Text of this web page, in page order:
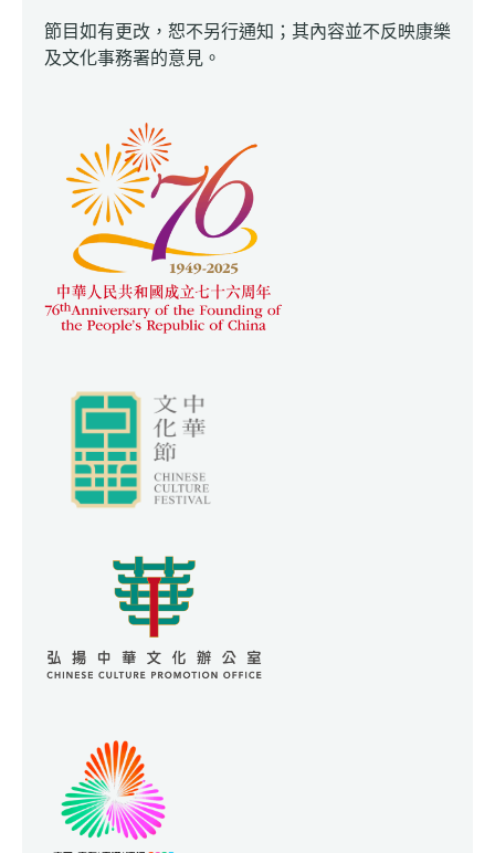
節目如有更改，恕不另行通知；其內容並不反映康樂
及文化事務署的意見。